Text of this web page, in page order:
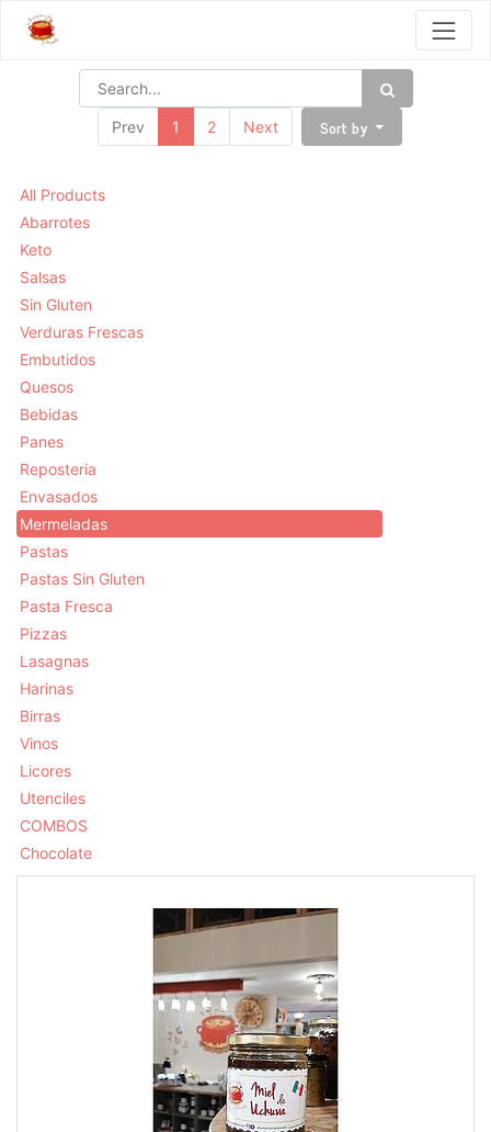
Prev 1 2 Next Sort by
All Products
Abarrotes
Keto
Salsas
Sin Gluten
Verduras Frescas
Embutidos
Quesos
Bebidas
Panes
Reposteria
Envasados
Mermeladas
Pastas
Pastas Sin Gluten
Pasta Fresca
Pizzas
Lasagnas
Harinas
Birras
Vinos
Licores
Utenciles
COMBOS
Chocolate